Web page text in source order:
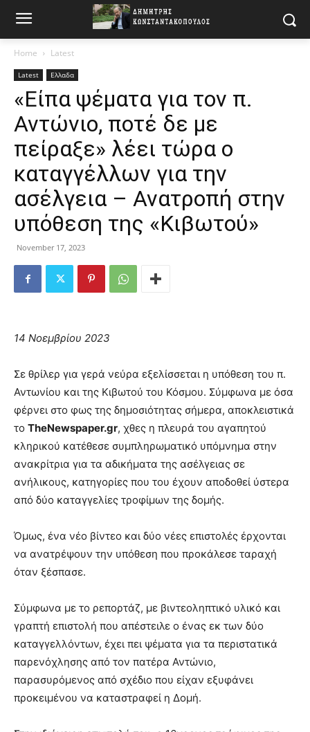
Home Latest
Latest Ελλαδα
«Είπα ψέματα για τον π.
Αντώνιο, ποτέ δε με
πείραξε» λέει τώρα ο
καταγγέλλων για την
ασέλγεια – Ανατροπή στην
υπόθεση της «Κιβωτού»
November 17, 2023
14 Νοεμβρίου 2023
Σε θρίλερ για γερά νεύρα εξελίσσεται η υπόθεση του π.
Αντωνίου και της Κιβωτού του Κόσμου. Σύμφωνα με όσα
φέρνει στο φως της δημοσιότητας σήμερα, αποκλειστικά
το TheNewspaper.gr, χθες η πλευρά του αγαπητού
κληρικού κατέθεσε συμπληρωματικό υπόμνημα στην
ανακρίτρια για τα αδικήματα της ασέλγειας σε
ανήλικους, κατηγορίες που του έχουν αποδοθεί ύστερα
από δύο καταγγελίες τροφίμων της δομής.
Όμως, ένα νέο βίντεο και δύο νέες επιστολές έρχονται
να ανατρέψουν την υπόθεση που προκάλεσε ταραχή
όταν ξέσπασε.
Σύμφωνα με το ρεπορτάζ, με βιντεοληπτικό υλικό και
γραπτή επιστολή που απέστειλε ο ένας εκ των δύο
καταγγελλόντων, έχει πει ψέματα για τα περιστατικά
παρενόχλησης από τον πατέρα Αντώνιο,
παρασυρόμενος από σχέδιο που είχαν εξυφάνει
προκειμένου να καταστραφεί η Δομή.